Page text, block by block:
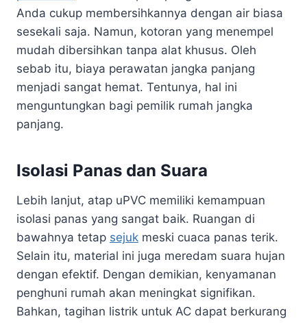
Anda cukup membersihkannya dengan air biasa
sesekali saja. Namun, kotoran yang menempel
mudah dibersihkan tanpa alat khusus. Oleh
sebab itu, biaya perawatan jangka panjang
menjadi sangat hemat. Tentunya, hal ini
menguntungkan bagi pemilik rumah jangka
panjang.
Isolasi Panas dan Suara
Lebih lanjut, atap uPVC memiliki kemampuan
isolasi panas yang sangat baik. Ruangan di
bawahnya tetap sejuk meski cuaca panas terik.
Selain itu, material ini juga meredam suara hujan
dengan efektif. Dengan demikian, kenyamanan
penghuni rumah akan meningkat signifikan.
Bahkan, tagihan listrik untuk AC dapat berkurang